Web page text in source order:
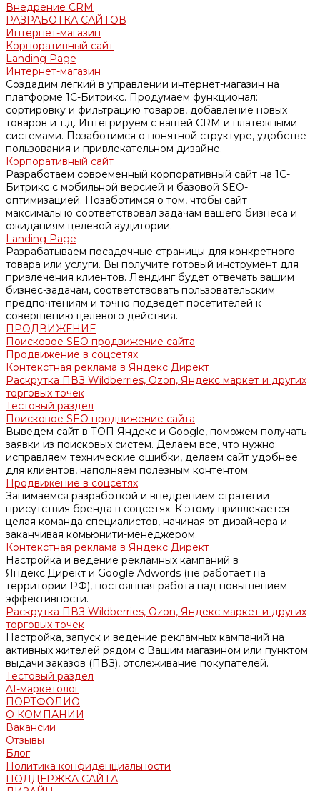
Внедрение CRM
РАЗРАБОТКА САЙТОВ
Интернет-магазин
Корпоративный сайт
Landing Page
Интернет-магазин
Создадим легкий в управлении интернет-магазин на
платформе 1С-Битрикс. Продумаем функционал:
сортировку и фильтрацию товаров, добавление новых
товаров и т.д. Интегрируем с вашей CRM и платежными
системами. Позаботимся о понятной структуре, удобстве
пользования и привлекательном дизайне.
Корпоративный сайт
Разработаем современный корпоративный сайт на 1С-
Битрикс с мобильной версией и базовой SEO-
оптимизацией. Позаботимся о том, чтобы сайт
максимально соответствовал задачам вашего бизнеса и
ожиданиям целевой аудитории.
Landing Page
Разрабатываем посадочные страницы для конкретного
товара или услуги. Вы получите готовый инструмент для
привлечения клиентов. Лендинг будет отвечать вашим
бизнес-задачам, соответствовать пользовательским
предпочтениям и точно подведет посетителей к
совершению целевого действия.
ПРОДВИЖЕНИЕ
Поисковое SEO продвижение сайта
Продвижение в соцсетях
Контекстная реклама в Яндекс Директ
Раскрутка ПВЗ Wildberries, Ozon, Яндекс маркет и других
торговых точек
Тестовый раздел
Поисковое SEO продвижение сайта
Выведем сайт в ТОП Яндекс и Google, поможем получать
заявки из поисковых систем. Делаем все, что нужно:
исправляем технические ошибки, делаем сайт удобнее
для клиентов, наполняем полезным контентом.
Продвижение в соцсетях
Занимаемся разработкой и внедрением стратегии
присутствия бренда в соцсетях. К этому привлекается
целая команда специалистов, начиная от дизайнера и
заканчивая комьюнити-менеджером.
Контекстная реклама в Яндекс Директ
Настройка и ведение рекламных кампаний в
Яндекс.Директ и Google Adwords (не работает на
территории РФ), постоянная работа над повышением
эффективности.
Раскрутка ПВЗ Wildberries, Ozon, Яндекс маркет и других
торговых точек
Настройка, запуск и ведение рекламных кампаний на
активных жителей рядом с Вашим магазином или пунктом
выдачи заказов (ПВЗ), отслеживание покупателей.
Тестовый раздел
AI-маркетолог
ПОРТФОЛИО
О КОМПАНИИ
Вакансии
Отзывы
Блог
Политика конфиденциальности
ПОДДЕРЖКА САЙТА